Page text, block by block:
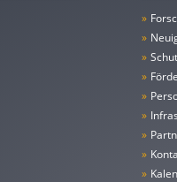
»
»
»
»
»
»
»
»
»